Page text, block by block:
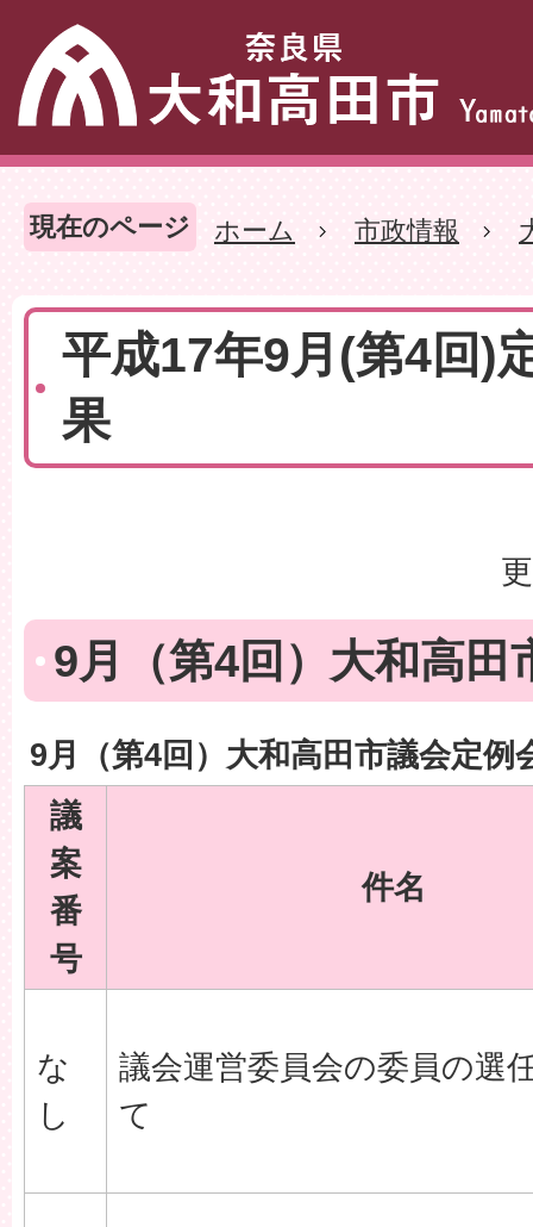
現在のページ ホーム 市政情報
平成17年9月(第4回)
果
9月（第4回）大和高田
9月（第4回）大和高田市議会定例
議
案
番
号
件名
な
し
議会運営委員会の委員の選
て